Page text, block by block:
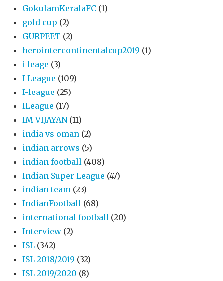
GokulamKeralaFC (1)
gold cup (2)
GURPEET (2)
herointercontinentalcup2019 (1)
i leage (3)
I League (109)
I-league (25)
ILeague (17)
IM VIJAYAN (11)
india vs oman (2)
indian arrows (5)
indian football (408)
Indian Super League (47)
indian team (23)
IndianFootball (68)
international football (20)
Interview (2)
ISL (342)
ISL 2018/2019 (32)
ISL 2019/2020 (8)